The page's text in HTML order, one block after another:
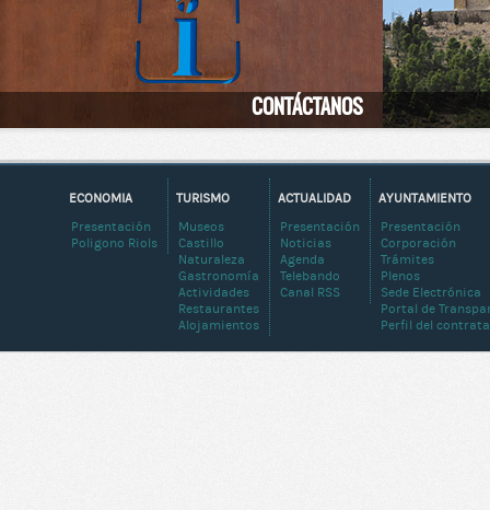
CONTÁCTANOS
AYUNTAMIENTO
Presentación
Corporación
Trámites
Plenos
Sede Electrónica
Portal de
Perfil del
ACTUALIDAD
Presentación
Noticias
Agenda
Telebando
Canal RSS
TURISMO
Museos
Castillo
Naturaleza
Gastronomía
Actividades
Restaurantes
Alojamientos
ECONOMIA
Presentación
Poligono Riols